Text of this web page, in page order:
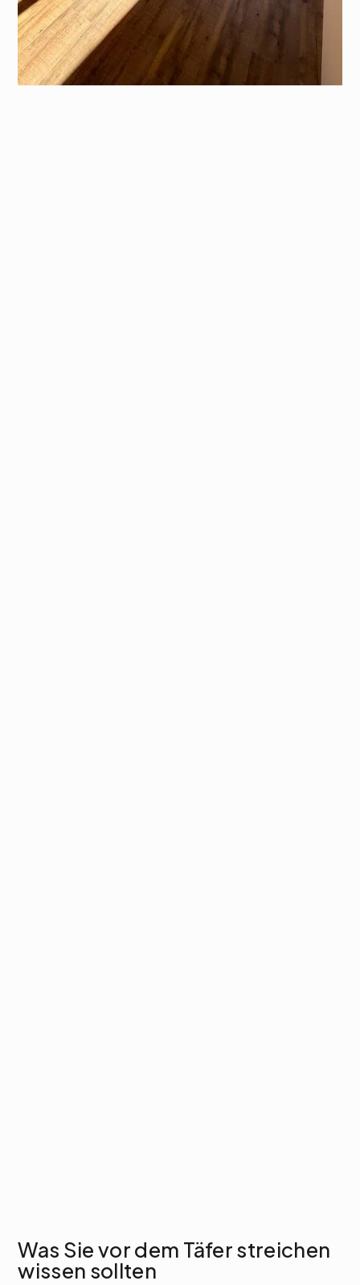
Was Sie vor dem Täfer streichen
wissen sollten